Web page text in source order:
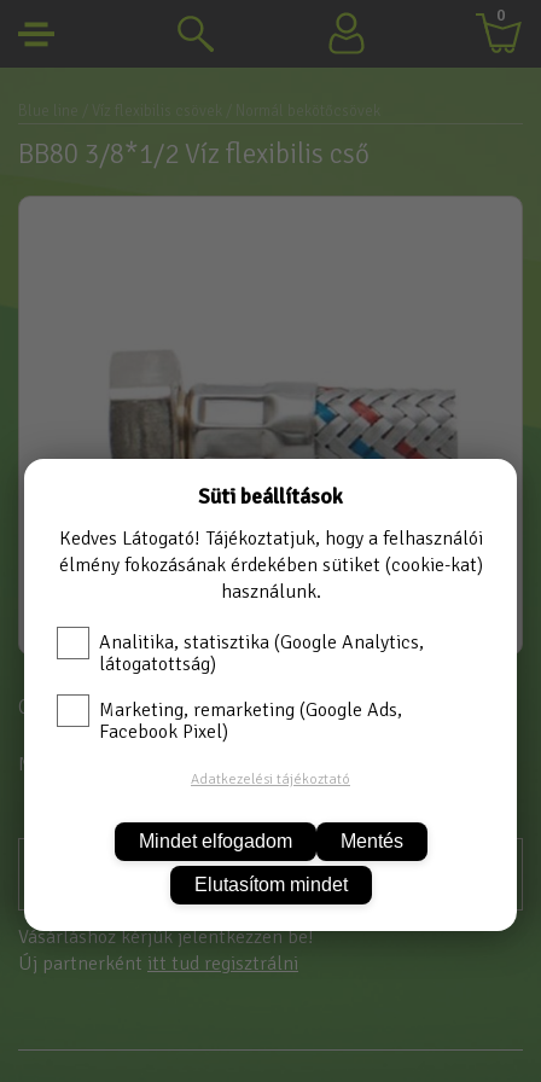
0
BB80 3/8*1/2 Víz flexibilis cső
Cikkszám: BB80 3/8*1/2
MÉRET
Vásárláshoz kérjük jelentkezzen be!
Új partnerként itt tud regisztrálni
Süti beállítások
Kedves Látogató! Tájékoztatjuk, hogy a felhasználói
élmény fokozásának érdekében sütiket (cookie-kat)
használunk.
Analitika, statisztika (Google Analytics,
látogatottság)
Marketing, remarketing (Google Ads,
Facebook Pixel)
Adatkezelési tájékoztató
Mindet elfogadom Mentés
Elutasítom mindet